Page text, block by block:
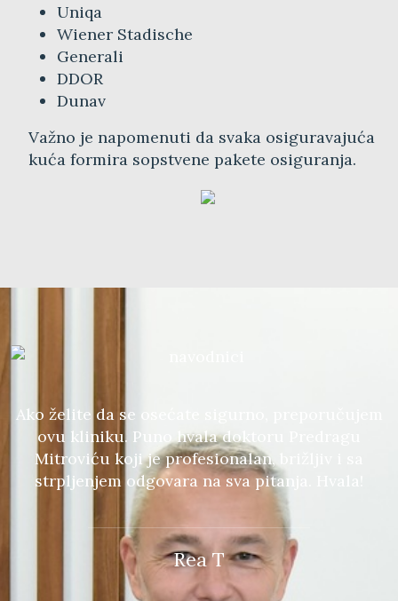
Uniqa
Wiener Stadische
Generali
DDOR
Dunav
Važno je napomenuti da svaka osiguravajuća
kuća formira sopstvene pakete osiguranja.
Ako želite da se osećate sigurno, preporučujem
ovu kliniku. Puno hvala doktoru Predragu
Mitroviću koji je profesionalan, brižljiv i sa
strpljenjem odgovara na sva pitanja. Hvala!
Rea T